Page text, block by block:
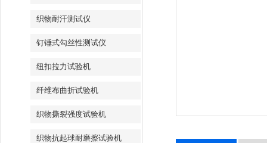
织物耐汗测试仪
钉锤式勾丝性测试仪
纽扣拉力试验机
纤维布曲折试验机
织物撕裂强度试验机
织物抗起球耐磨擦试验机